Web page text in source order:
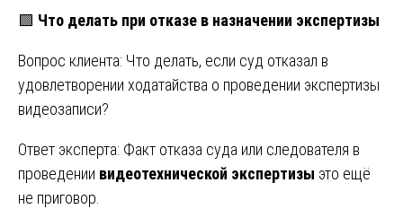
🟩 Что делать при отказе в назначении экспертизы
Вопрос клиента: Что делать, если суд отказал в
удовлетворении ходатайства о проведении экспертизы
видеозаписи?
Ответ эксперта: Факт отказа суда или следователя в
проведении видеотехнической экспертизы это ещё
не приговор.